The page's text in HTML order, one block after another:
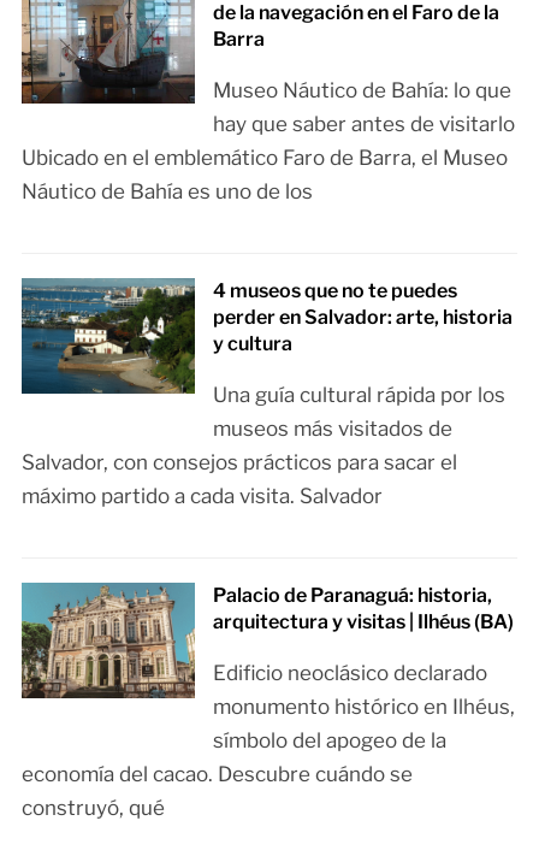
de la navegación en el Faro de la
Barra
Museo Náutico de Bahía: lo que
hay que saber antes de visitarlo
Ubicado en el emblemático Faro de Barra, el Museo
Náutico de Bahía es uno de los
4 museos que no te puedes
perder en Salvador: arte, historia
y cultura
Una guía cultural rápida por los
museos más visitados de
Salvador, con consejos prácticos para sacar el
máximo partido a cada visita. Salvador
Palacio de Paranaguá: historia,
arquitectura y visitas | Ilhéus (BA)
Edificio neoclásico declarado
monumento histórico en Ilhéus,
símbolo del apogeo de la
economía del cacao. Descubre cuándo se
construyó, qué